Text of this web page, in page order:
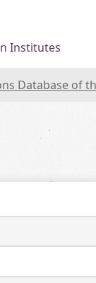
Institutes
Database of